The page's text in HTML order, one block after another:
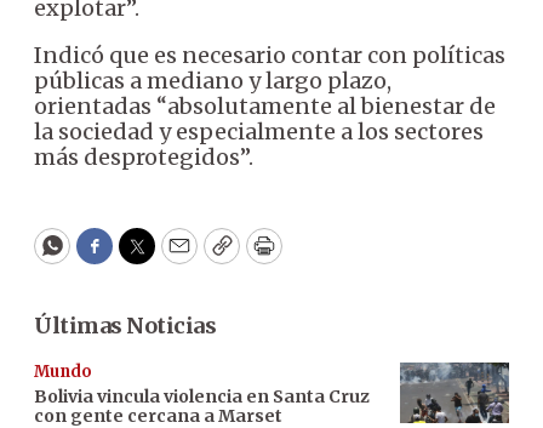
explotar”.
Indicó que es necesario contar con políticas
públicas a mediano y largo plazo,
orientadas “absolutamente al bienestar de
la sociedad y especialmente a los sectores
más desprotegidos”.
WhatsApp
Facebook
Twitter
EmailCopyPrint
Últimas Noticias
Mundo
Bolivia vincula violencia en Santa Cruz
con gente cercana a Marset